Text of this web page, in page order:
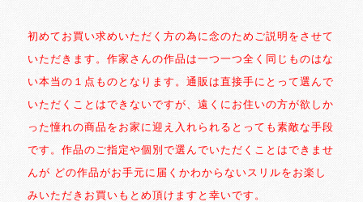
初めてお買い求めいただく方の為に念のためご説明をさせて
いただきます。作家さんの作品は一つ一つ全く同じものはな
い本当の１点ものとなります。通販は直接手にとって選んで
いただくことはできないですが、遠くにお住いの方が欲しか
った憧れの商品をお家に迎え入れられるとっても素敵な手段
です。作品のご指定や個別で選んでいただくことはできませ
んが どの作品がお手元に届くかわからないスリルをお楽し
みいただきお買いもとめ頂けますと幸いです。